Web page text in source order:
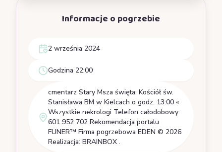
Informacje o pogrzebie
2 września 2024
Godzina 22:00
cmentarz Stary Msza święta: Kościół św.
Stanisława BM w Kielcach o godz. 13:00 «
Wszystkie nekrologi Telefon całodobowy:
601 952 702 Rekomendacja portalu
FUNER™ Firma pogrzebowa EDEN © 2026
Realizacja: BRAINBOX .